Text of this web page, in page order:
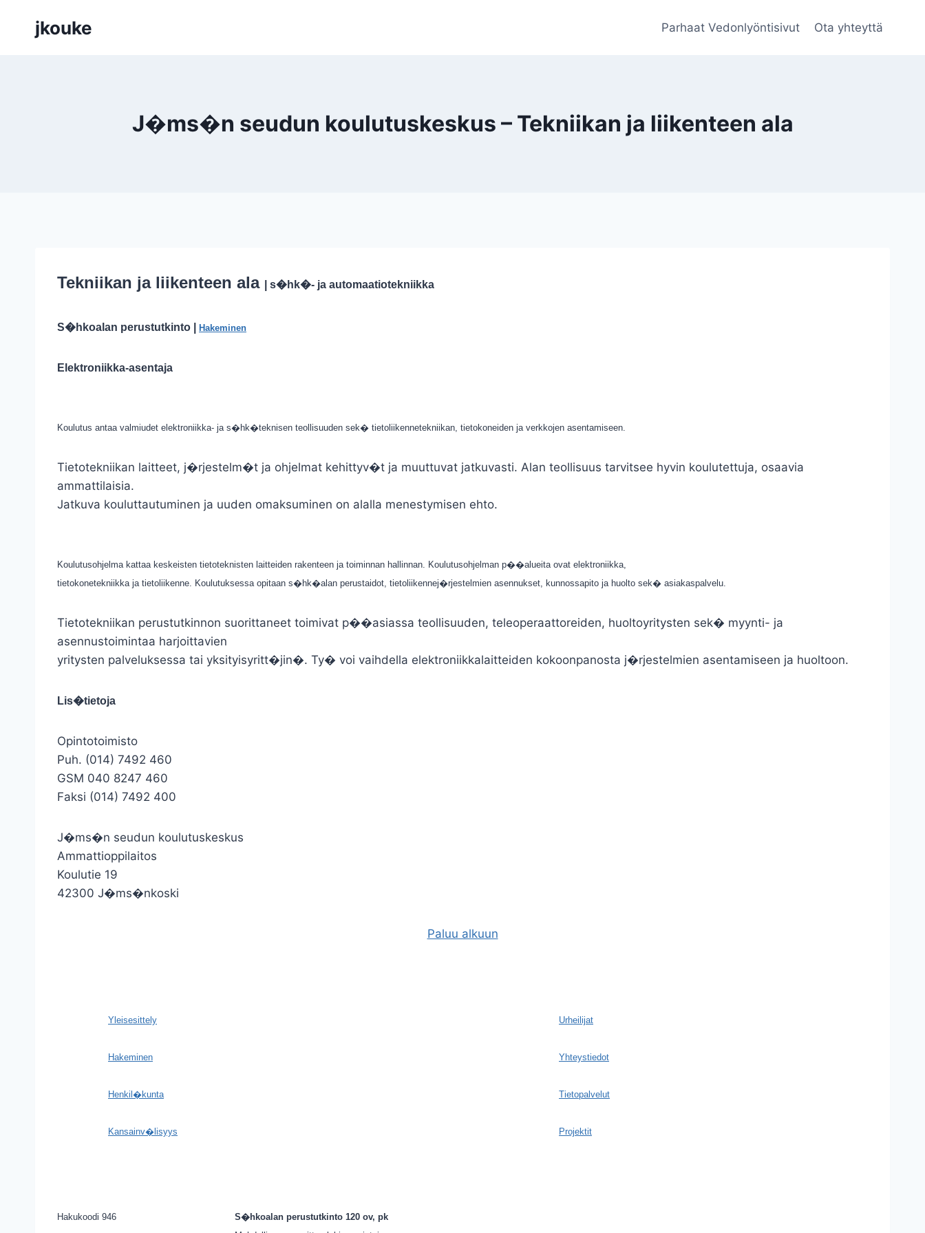
sisältöönjkouke Parhaat Vedonlyöntisivut Ota yhteyttä
J�ms�n seudun koulutuskeskus – Tekniikan ja liikenteen ala
Tekniikan ja liikenteen ala | s�hk�- ja automaatiotekniikka
S�hkoalan perustutkinto | Hakeminen
Elektroniikka-asentaja
Koulutus antaa valmiudet elektroniikka- ja s�hk�teknisen teollisuuden sek� tietoliikennetekniikan, tietokoneiden ja verkkojen asentamiseen.
Tietotekniikan laitteet, j�rjestelm�t ja ohjelmat kehittyv�t ja muuttuvat jatkuvasti. Alan teollisuus tarvitsee hyvin koulutettuja, osaavia
ammattilaisia.
Jatkuva kouluttautuminen ja uuden omaksuminen on alalla menestymisen ehto.
Koulutusohjelma kattaa keskeisten tietoteknisten laitteiden rakenteen ja toiminnan hallinnan. Koulutusohjelman p��alueita ovat elektroniikka,
tietokonetekniikka ja tietoliikenne. Koulutuksessa opitaan s�hk�alan perustaidot, tietoliikennej�rjestelmien asennukset, kunnossapito ja huolto sek� asiakaspalvelu.
Tietotekniikan perustutkinnon suorittaneet toimivat p��asiassa teollisuuden, teleoperaattoreiden, huoltoyritysten sek� myynti- ja
asennustoimintaa harjoittavien
yritysten palveluksessa tai yksityisyritt�jin�. Ty� voi vaihdella elektroniikkalaitteiden kokoonpanosta j�rjestelmien asentamiseen ja huoltoon.
Lis�tietoja
Opintotoimisto
Puh. (014) 7492 460
GSM 040 8247 460
Faksi (014) 7492 400
J�ms�n seudun koulutuskeskus
Ammattioppilaitos
Koulutie 19
42300 J�ms�nkoski
Paluu alkuun
Yleisesittely Urheilijat
Hakeminen Yhteystiedot
Henkil�kunta Tietopalvelut
Kansainv�lisyys Projektit
Hakukoodi 946
S�hkoalan perustutkinto 120 ov, pk